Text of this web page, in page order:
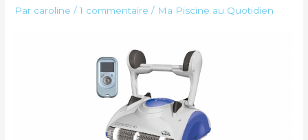
de
Par caroline /1 commentaire / Ma Piscine au Quotidien